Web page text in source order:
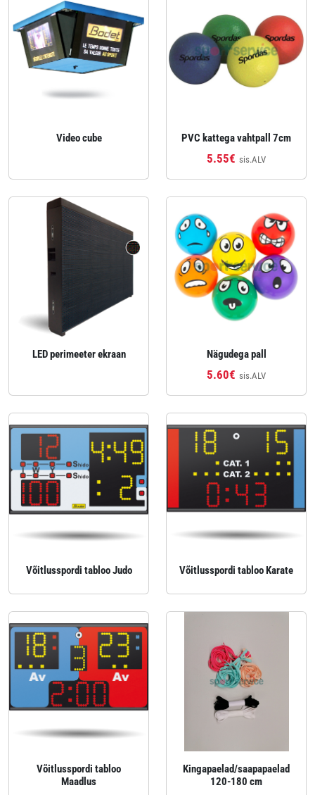
Video cube PVC kattega vahtpall 7cm
5.55€ sis.ALV
LED perimeeter ekraan Nägudega pall
5.60€ sis.ALV
Võitlusspordi tabloo Judo Võitlusspordi tabloo Karate
Võitlusspordi tabloo
Maadlus
Kingapaelad/saapapaelad
120-180 cm